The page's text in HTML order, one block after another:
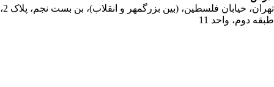
تهران، خیابان فلسطین، (بین بزرگمهر و انقلاب)، بن بست نجم، پلاک 2،
دوم، واحد 11